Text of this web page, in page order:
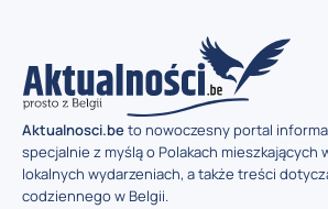
Aktualnosci.beto nowoczesny portal
specjalnie z myślą o Polakach mieszkających
lokalnych wydarzeniach, a także treści
codziennego w Belgii.